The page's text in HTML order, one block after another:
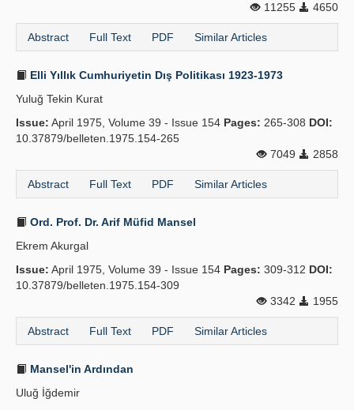
11255
4650
Abstract Full Text PDF Similar Articles
Elli Yıllık Cumhuriyetin Dış Politikası 1923-1973
Yuluğ Tekin Kurat
Issue: April 1975, Volume 39 - Issue 154 Pages: 265-308 DOI:
10.37879/belleten.1975.154-265
7049
2858
Abstract Full Text PDF Similar Articles
Ord. Prof. Dr. Arif Müfid Mansel
Ekrem Akurgal
Issue: April 1975, Volume 39 - Issue 154 Pages: 309-312 DOI:
10.37879/belleten.1975.154-309
3342
1955
Abstract Full Text PDF Similar Articles
Mansel'in Ardından
Uluğ İğdemir